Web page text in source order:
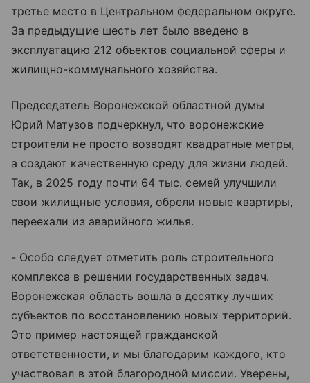
третье место в Центральном федеральном округе.
За предыдущие шесть лет было введено в
эксплуатацию 212 объектов социальной сферы и
жилищно-коммунального хозяйства.
Председатель Воронежской областной думы
Юрий Матузов подчеркнул, что воронежские
строители не просто возводят квадратные метры,
а создают качественную среду для жизни людей.
Так, в 2025 году почти 64 тыс. семей улучшили
свои жилищные условия, обрели новые квартиры,
переехали из аварийного жилья.
- Особо следует отметить роль строительного
комплекса в решении государственных задач.
Воронежская область вошла в десятку лучших
субъектов по восстановлению новых территорий.
Это пример настоящей гражданской
ответственности, и мы благодарим каждого, кто
участвовал в этой благородной миссии. Уверены,